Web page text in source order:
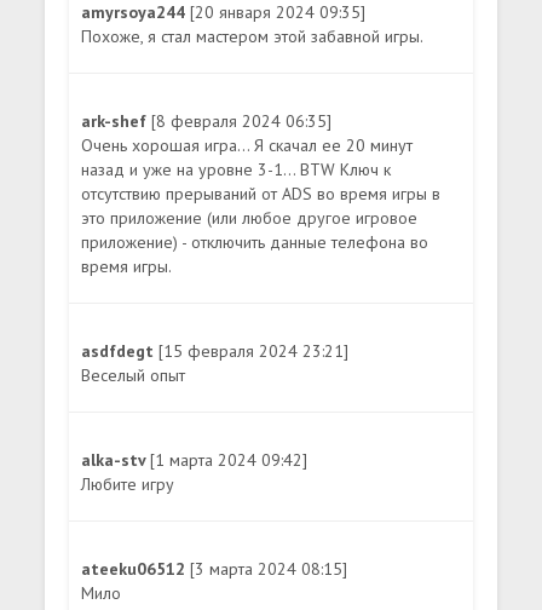
amyrsoya244[20 января 2024 09:35]
Похоже, я стал мастером этой забавной игры.
ark-shef[8 февраля 2024 06:35]
Очень хорошая игра... Я скачал ее 20 минут
назад и уже на уровне 3-1... BTW Ключ к
отсутствию прерываний от ADS во время игры в
это приложение (или любое другое игровое
приложение) - отключить данные телефона во
время игры.
asdfdegt[15 февраля 2024 23:21]
Веселый опыт
alka-stv[1 марта 2024 09:42]
Любите игру
ateeku06512[3 марта 2024 08:15]
Мило